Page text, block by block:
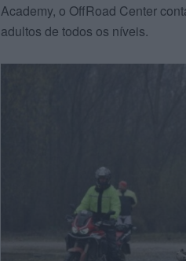
Academy, o OffRoad Center
adultos de todos os níveis.